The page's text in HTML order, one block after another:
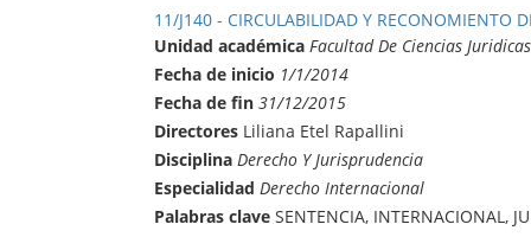
11/J140 - CIRCULABILIDAD Y RECONOMIENTO
Unidad académica Facultad De Ciencias
Fecha de inicio 1/1/2014
Fecha de fin 31/12/2015
Directores Liliana Etel Rapallini
Disciplina Derecho Y Jurisprudencia
Especialidad Derecho Internacional
Palabras clave SENTENCIA, INTERNACIONAL,